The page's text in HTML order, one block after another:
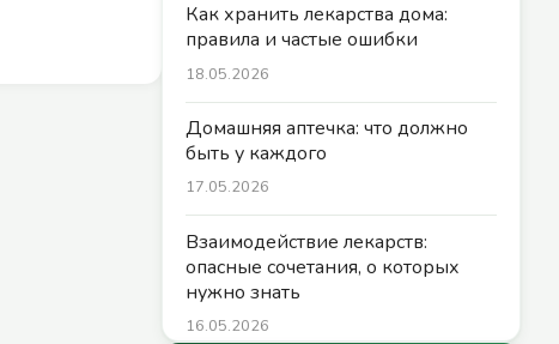
Как хранить лекарства дома:
правила и частые ошибки
18.05.2026
Домашняя аптечка: что должно
быть у каждого
17.05.2026
Взаимодействие лекарств:
опасные сочетания, о которых
нужно знать
16.05.2026